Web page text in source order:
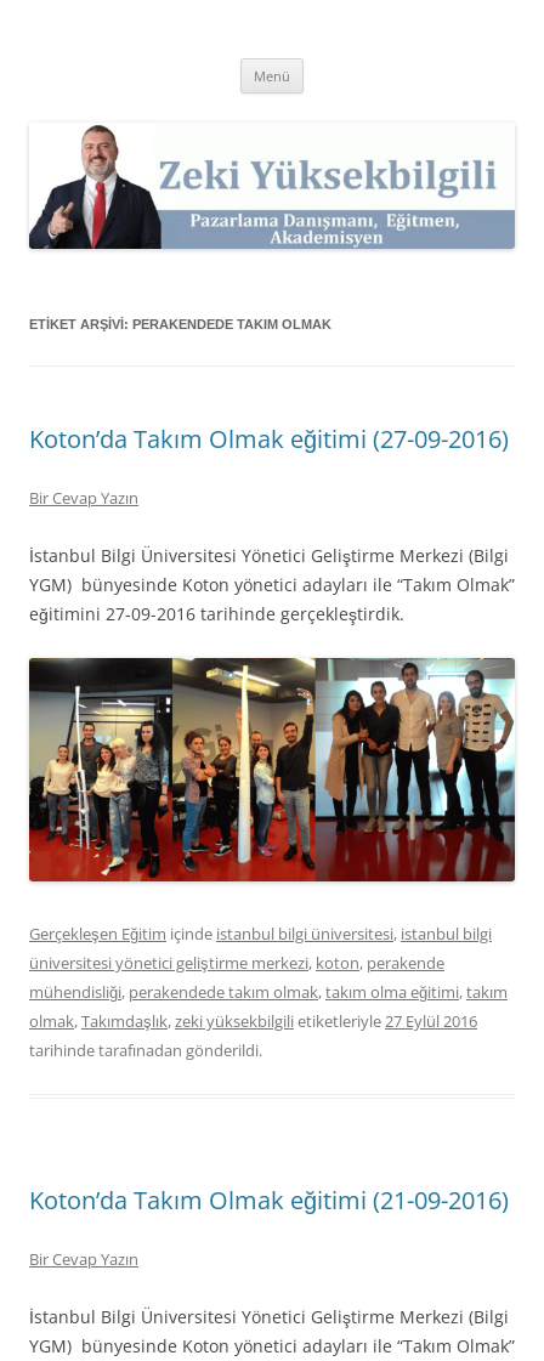
Kişisel Web Sitesi.
Menü
ETIKET ARŞIVI: PERAKENDEDE TAKIM OLMAK
Koton’da Takım Olmak eğitimi (27-09-2016)
Bir Cevap Yazın
İstanbul Bilgi Üniversitesi Yönetici Geliştirme Merkezi (Bilgi
YGM) bünyesinde Koton yönetici adayları ile “Takım Olmak”
eğitimini 27-09-2016 tarihinde gerçekleştirdik.
Gerçekleşen Eğitim içinde istanbul bilgi üniversitesi, istanbul bilgi
üniversitesi yönetici geliştirme merkezi, koton, perakende
mühendisliği, perakendede takım olmak,takım olma eğitimi,takım
olmak,Takımdaşlık,zeki yüksekbilgilietiketleriyle 27 Eylül 2016
tarihindetarafınadan gönderildi.
Koton’da Takım Olmak eğitimi (21-09-2016)
Bir Cevap Yazın
İstanbul Bilgi Üniversitesi Yönetici Geliştirme Merkezi (Bilgi
YGM) bünyesinde Koton yönetici adayları ile “Takım Olmak”